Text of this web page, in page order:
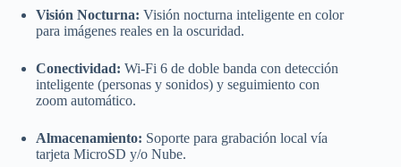
Visión Nocturna: Visión nocturna inteligente en color
para imágenes reales en la oscuridad.
Conectividad: Wi-Fi 6 de doble banda con detección
inteligente (personas y sonidos) y seguimiento con
zoom automático.
Almacenamiento: Soporte para grabación local vía
tarjeta MicroSD y/o Nube.